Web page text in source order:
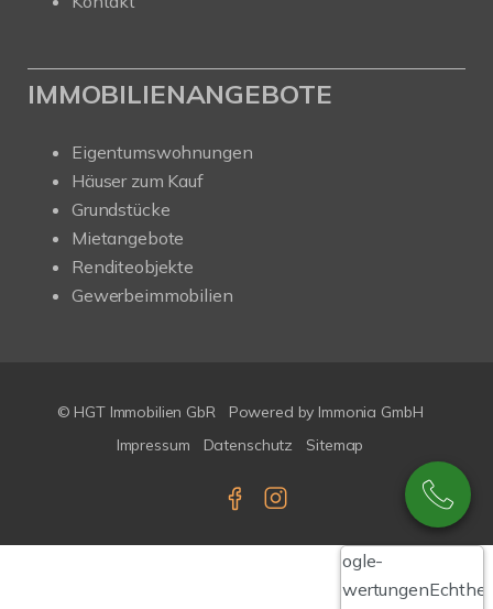
IMMOBILIENANGEBOTE
Eigentumswohnungen
Häuser zum Kauf
Grundstücke
Mietangebote
Renditeobjekte
Gewerbeimmobilien
© HGT Immobilien GbR
Powered by Immonia GmbH
Impressum
Datenschutz Sitemap
Google-
Bewertungen